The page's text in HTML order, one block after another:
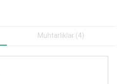
Muhtarliklar (4)